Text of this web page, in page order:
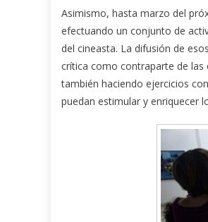
Asimismo, hasta marzo del
efectuando un conjunto de
del cineasta. La difusión de
crítica como contraparte de las
también haciendo ejercicios
puedan estimular y enriquecer